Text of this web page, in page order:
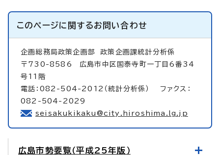
このページに関するお問い合わせ
企画総務局政策企画部政策企画課統計分析係
〒730-8586 広島市中区国泰寺町一丁目6番34
号11階
電話：082-504-2012（統計分析係） ファクス：
082-504-2029
seisakukikaku@city.hiroshima.lg.jp
広島市勢要覧（平成25年版）